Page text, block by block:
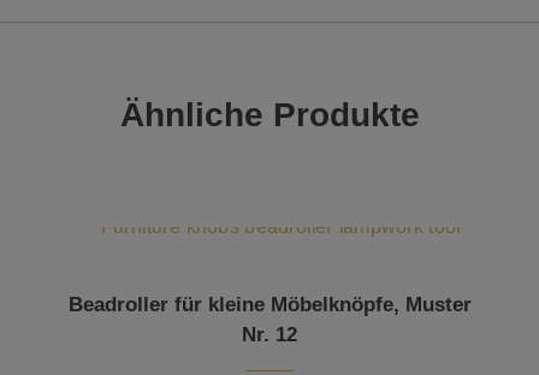
Ähnliche Produkte
Beadroller für kleine Möbelknöpfe, Muster
Nr. 12